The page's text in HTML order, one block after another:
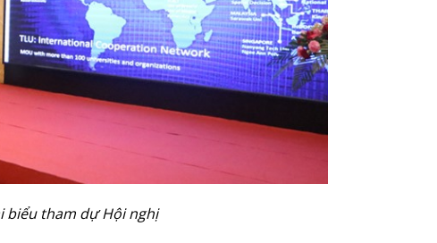
biểu tham dự Hội nghị